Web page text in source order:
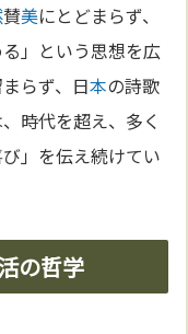
賛美にとどまらず、
」という思想を広
らず、日本の詩歌
時代を超え、多く
」を伝え続けてい
の哲学